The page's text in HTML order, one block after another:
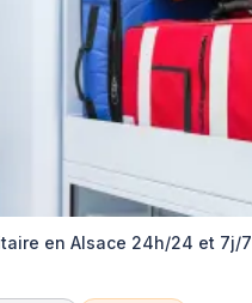
en Alsace 24h/24 et 7j/7